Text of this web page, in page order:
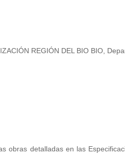
REGIÓN DEL BIO BIO,
obras detalladas en las